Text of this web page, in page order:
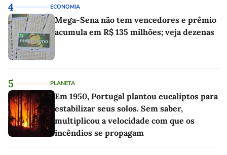
4 ECONOMIA
Mega-Sena não tem vencedores e prêmio
acumula em R$ 135 milhões; veja dezenas
5 PLANETA
Em 1950, Portugal plantou eucaliptos para
estabilizar seus solos. Sem saber,
multiplicou a velocidade com que os
incêndios se propagam